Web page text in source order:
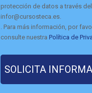
protección de datos a través
infor@cursosteca.es.
. Para más información, por
consulte nuestra Política de